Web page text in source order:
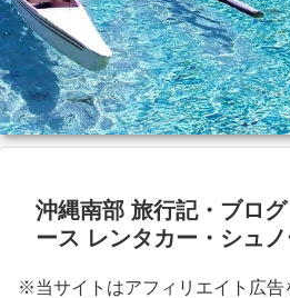
沖縄南部 旅行記・ブロ
ース レンタカー・シュ
※当サイトはアフィリエイト広告